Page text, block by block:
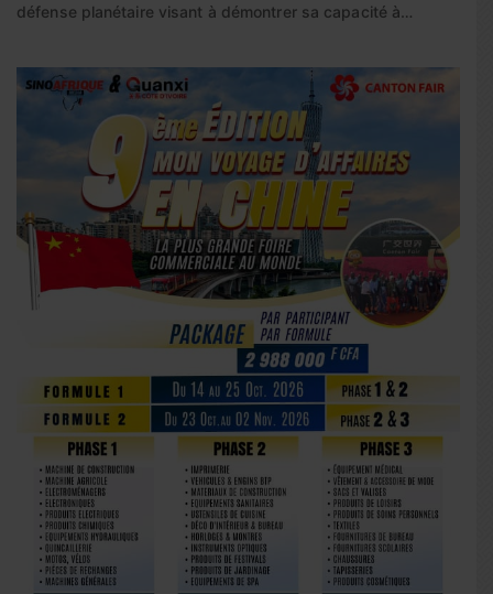
défense planétaire visant à démontrer sa capacité à…